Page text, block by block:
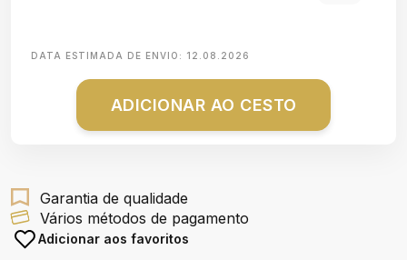
DATA ESTIMADA DE ENVIO: 12.08.2026
ADICIONAR AO CESTO
Garantia de qualidade
Vários métodos de pagamento
Adicionar aos favoritos